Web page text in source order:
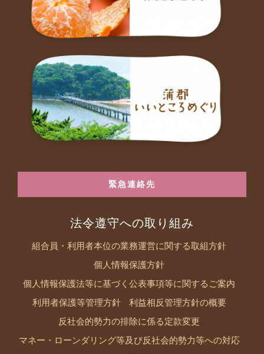
緊急連絡先
法令遵守への取り組み
組合員・利用者本位の業務運営に関する取組方針
個人情報保護方針
個人情報保護法等に基づく公表事項等に関するご案内
利用者保護等管理方針 利益相反管理方針の概要
反社会的勢力の排除に係る定款変更
マネー・ローンダリング等及び反社会的勢力等への対応